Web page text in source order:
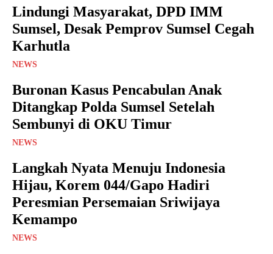
Lindungi Masyarakat, DPD IMM
Sumsel, Desak Pemprov Sumsel Cegah
Karhutla
NEWS
Buronan Kasus Pencabulan Anak
Ditangkap Polda Sumsel Setelah
Sembunyi di OKU Timur
NEWS
Langkah Nyata Menuju Indonesia
Hijau, Korem 044/Gapo Hadiri
Peresmian Persemaian Sriwijaya
Kemampo
NEWS